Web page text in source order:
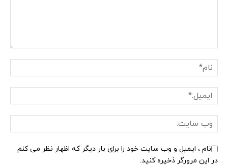
نام ، ایمیل و وب سایت خود را برای بار دیگر که اظهار نظر می کنم
در این مرورگر ذخیره کنید.